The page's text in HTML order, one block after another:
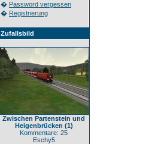
� Password vergessen
� Registrierung
Zufallsbild
Zwischen Partenstein und
Heigenbrücken (1)
Kommentare: 25
Eschy5